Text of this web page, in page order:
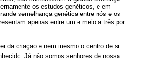
os estudos genéticos, e em
semelhança genética entre nós e os
apenas entre um e meio a três por
da criação e nem mesmo o centro de si
Já não somos senhores de nossa